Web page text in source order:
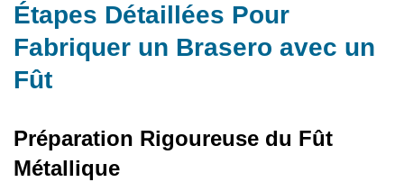
Étapes Détaillées Pour
Fabriquer un Brasero avec un
Fût
Préparation Rigoureuse du Fût
Métallique